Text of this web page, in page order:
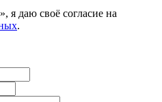
я даю своё согласие на
.